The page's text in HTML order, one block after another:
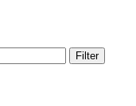
Filter